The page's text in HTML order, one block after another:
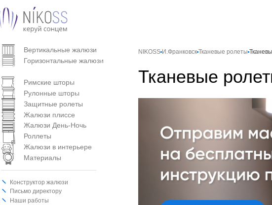
Вертикальные жалюзи
Горизонтальные жалюзи
Римские шторы
Рулонные шторы
Защитные ролеты
Жалюзи плиссе
Жалюзи День-Ночь
Роллеты
Жалюзи в интерьере
Материалы
Конструктор жалюзи
Письмо директору
Наши работы
NIKOSS И.Франковск Тканевые ролеты
Тканевые